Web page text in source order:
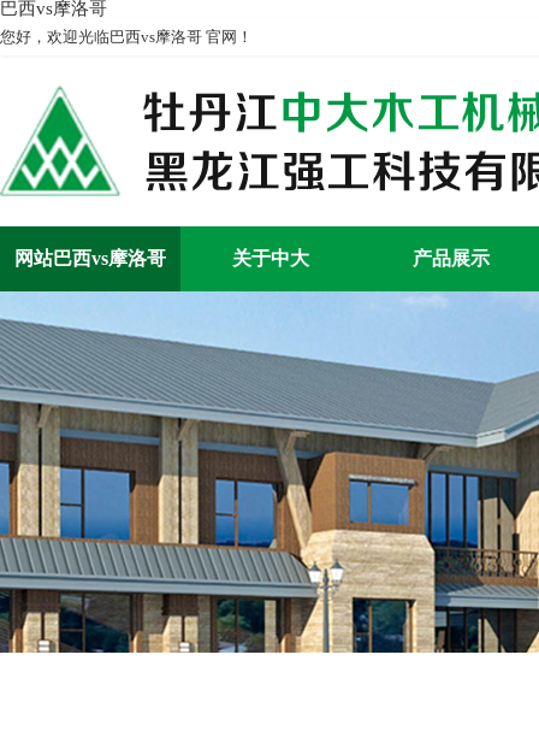
巴西vs摩洛哥
您好，欢迎光临巴西vs摩洛哥 官网！
网站巴西vs摩洛哥 关于中大 产品展示